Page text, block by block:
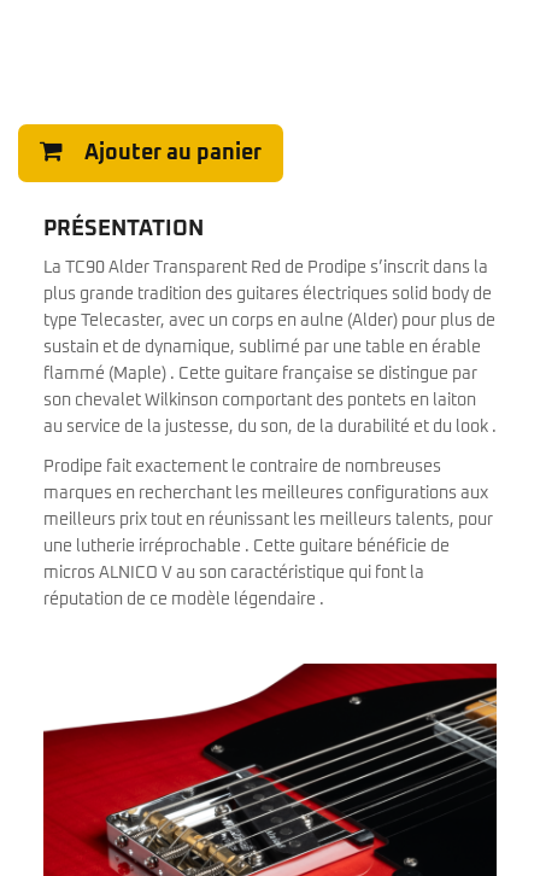
Ajouter au panier
PRÉSENTATION
La TC90 Alder Transparent Red de Prodipe s’inscrit dans la
plus grande tradition des guitares électriques solid body de
type Telecaster, avec un corps en aulne (Alder) pour plus de
sustain et de dynamique, sublimé par une table en érable
flammé (Maple) . Cette guitare française se distingue par
son chevalet Wilkinson comportant des pontets en laiton
au service de la justesse, du son, de la durabilité et du look .
Prodipe fait exactement le contraire de nombreuses
marques en recherchant les meilleures configurations aux
meilleurs prix tout en réunissant les meilleurs talents, pour
une lutherie irréprochable . Cette guitare bénéficie de
micros ALNICO V au son caractéristique qui font la
réputation de ce modèle légendaire .